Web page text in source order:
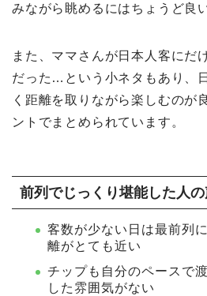
みながら眺めるにはちょうど良
また、ママさんが日本人客にだ
だった…という小ネタもあり、
く距離を取りながら楽しむのが
ントでまとめられています。
前列でじっくり堪能した人
客数が少ない日は最前列
離がとても近い
チップも自分のペースで
した雰囲気がない